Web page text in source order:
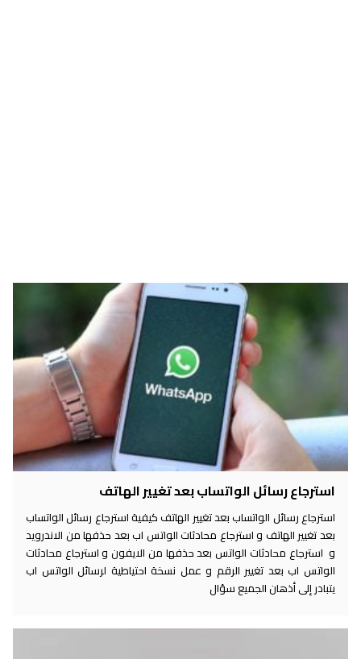
استرجاع رسائل الواتساب بعد تغيير الهاتف
استرجاع رسائل الواتساب بعد تغيير الهاتف كيفية استرجاع رسائل الواتساب
بعد تغيير الهاتف و استرجاع محادثات الواتس اب بعد حذفها من الاندرويد
و استرجاع محادثات الواتس بعد حذفها من الايفون و استرجاع محادثات
الواتس اب بعد تغيير الرقم و عمل نسخة احتياطية لرسائل الواتس اب
يتبادر إلى أذهان الجميع سؤال